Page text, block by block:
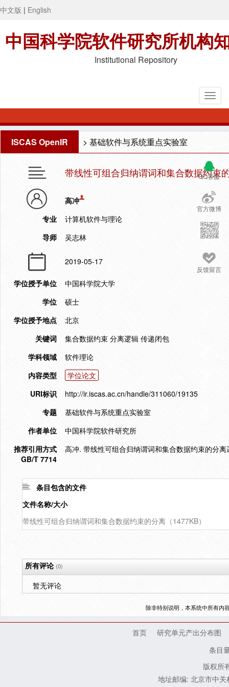
中文版 | English
中国科学院软件研究所机构
Institutional Repository
ISCAS OpenIR > 基础软件与系统重点实验室
QQ客服
官方微博
反馈留言
带线性可组合归纳谓词和集合数据约束
高冲
专业
计算机软件与理论
导师
吴志林
2019-05-17
学位授予单位
中国科学院大学
学位
硕士
学位授予地点
北京
关键词
集合数据约束 分离逻辑 传递闭包
学科领域
软件理论
内容类型
学位论文
URI标识
http://ir.iscas.ac.cn/handle/311060/19135
专题
基础软件与系统重点实验室
作者单位
中国科学院软件研究所
推荐引用方式
GB/T 7714
高冲. 带线性可组合归纳谓词和集合数据约束的分
条目包含的文件
文件名称/大小
带线性可组合归纳谓词和集合数据约束的分离（1477KB）
所有评论(0)
暂无评论
除非特别说明，本系统中所有内
首页
研究单元产出分布图
条目
版权所
地址邮编: 北京市中